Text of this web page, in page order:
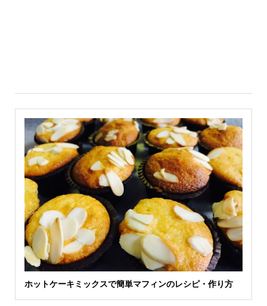
ホットケーキミックスで簡単マフィンのレシピ・作り方